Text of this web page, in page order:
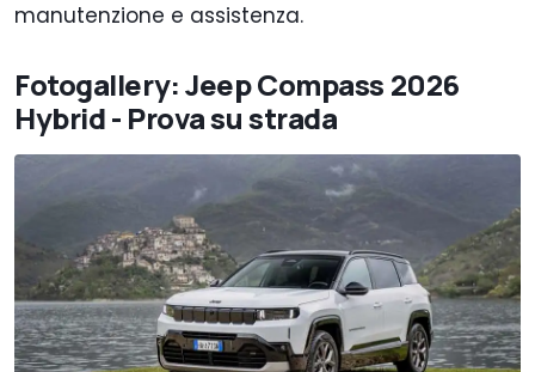
manutenzione e assistenza.
Fotogallery: Jeep Compass 2026
Hybrid - Prova su strada